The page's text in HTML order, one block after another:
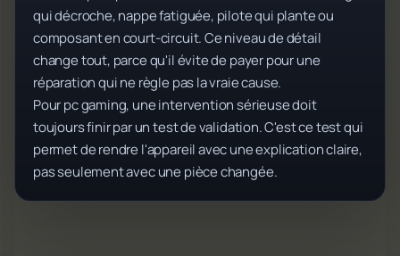
qui décroche, nappe fatiguée, pilote qui plante ou
composant en court-circuit. Ce niveau de détail
change tout, parce qu'il évite de payer pour une
réparation qui ne règle pas la vraie cause.
Pour pc gaming, une intervention sérieuse doit
toujours finir par un test de validation. C'est ce test qui
permet de rendre l'appareil avec une explication claire,
pas seulement avec une pièce changée.